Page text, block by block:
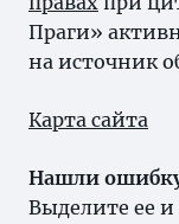
Праги»
на источник
Карта сайта
Нашли
Выделите ее